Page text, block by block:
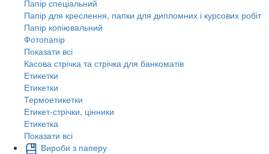
Папір спеціальний
Папір для креслення, папки для дипломних і курсових робіт
Папір копіювальний
Фотопапір
Показати всі
Касова стрічка та стрічка для банкоматів
Етикетки
Етикетки
Термоетикетки
Етикет-стрічки, цінники
Етикетка
Показати всі
Вироби з паперу